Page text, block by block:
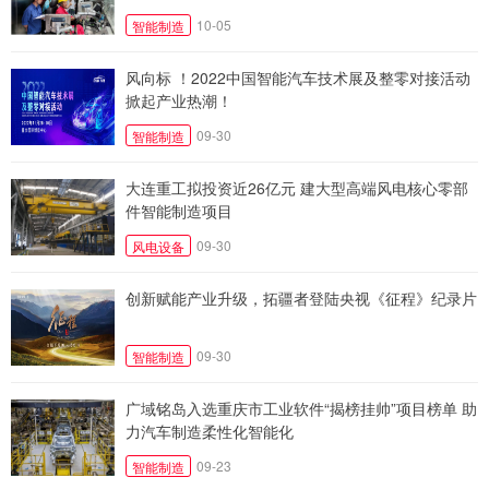
智能制造 10-05
风向标 ！2022中国智能汽车技术展及整零对接活动
掀起产业热潮！
智能制造 09-30
大连重工拟投资近26亿元 建大型高端风电核心零部
件智能制造项目
风电设备 09-30
创新赋能产业升级，拓疆者登陆央视《征程》纪录片
智能制造 09-30
广域铭岛入选重庆市工业软件“揭榜挂帅”项目榜单 助
力汽车制造柔性化智能化
智能制造 09-23